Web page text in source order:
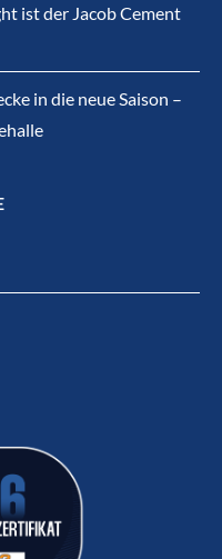
ist der Jacob Cement
in die neue Saison –